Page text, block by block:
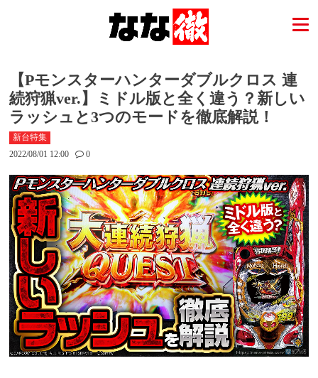
【Pモンスターハンターダブルクロス 連
続狩猟ver.】ミドル版と全く違う？新しい
ラッシュと3つのモードを徹底解説！
新台特集
2022/08/01 12:00
0